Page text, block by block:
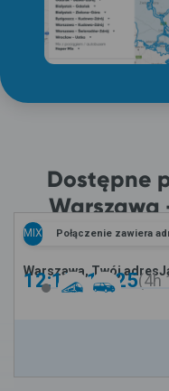
Dostępne
MIX Połączenie zawiera
Warszawa, Twój adres
12:15 -16:25 4h